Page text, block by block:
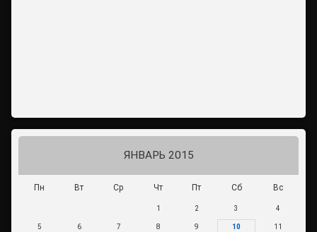
ЯНВАРЬ 2015
Пн Вт Ср Чт Пт Сб Вс
1 2 3 4
5 6 7 8 9 10 11